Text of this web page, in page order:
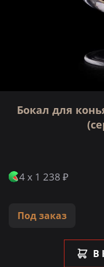
Бокал для
Под заказ
4 x 1 238 ₽
В